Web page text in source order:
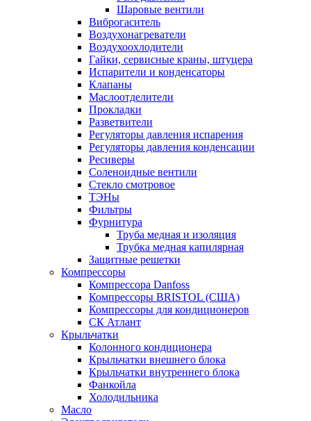
Шаровые вентили
Виброгаситель
Воздухонагреватели
Воздухоохлодители
Гайки, сервисные краны, штуцера
Испарители и конденсаторы
Клапаны
Маслоотделители
Прокладки
Разветвители
Регуляторы давления испарения
Регуляторы давления конденсации
Ресиверы
Соленоидные вентили
Стекло смотровое
ТЭНы
Фильтры
Фурнитура
Труба медная и изоляция
Трубка медная капилярная
Защитные решетки
Компрессоры
Компрессора Danfoss
Компрессоры BRISTOL (США)
Компрессоры для кондиционеров
СК Атлант
Крыльчатки
Колонного кондиционера
Крыльчатки внешнего блока
Крыльчатки внутреннего блока
Фанкойла
Холодильника
Масло